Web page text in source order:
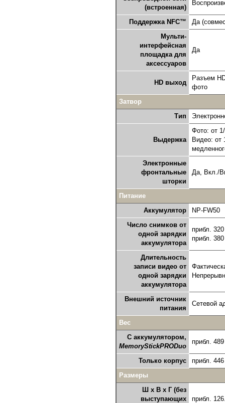
(встроенная)
Поддержка NFC™
Да
Мульти-
интерфейсная
площадка для
аксессуаров
Да
HD выход
Разъем
фото
Затвор
Тип
Выдержка
Фото: от
Видео: от
Электронные
фронтальные
шторки
Да, Вкл./
Питание
Аккумулятор
NP-FW50
Число снимков от
одной зарядки
аккумулятора
прибл.
прибл.
Длительность
записи видео от
одной зарядки
аккумулятора
Внешний источник
питания
Сетевой
Вес
С аккумулятором,
MemoryStickPRODuo
прибл. 489
Только корпус
прибл. 446
Размеры
Ш x В x Г (без
выступающих
прибл.